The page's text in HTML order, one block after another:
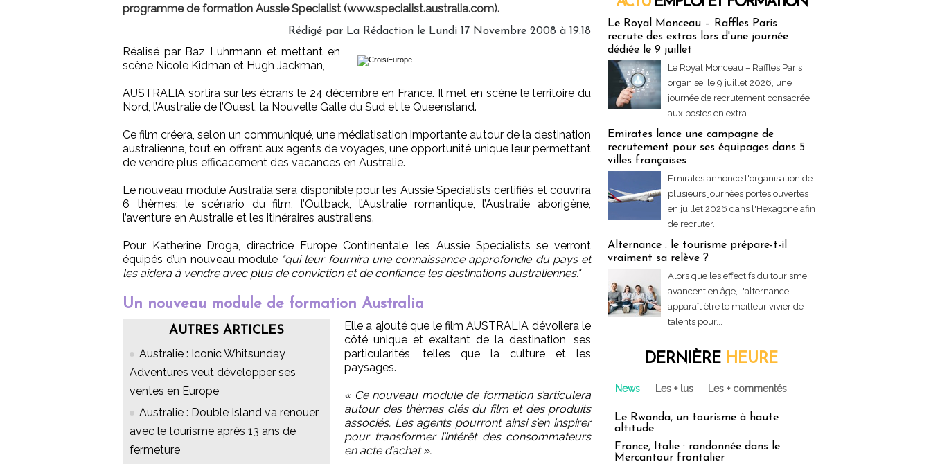
programme de formation Aussie Specialist (www.specialist.australia.com).
Rédigé par La Rédaction le Lundi 17 Novembre 2008 à 19:18
Réalisé par Baz Luhrmann et mettant en
scène Nicole Kidman et Hugh Jackman,
AUSTRALIA sortira sur les écrans le 24 décembre en France. Il met en scène le territoire du
Nord, l’Australie de l’Ouest, la Nouvelle Galle du Sud et le Queensland.
Ce film créera, selon un communiqué, une médiatisation importante autour de la destination
australienne, tout en offrant aux agents de voyages, une opportunité unique leur permettant
de vendre plus efficacement des vacances en Australie.
Le nouveau module Australia sera disponible pour les Aussie Specialists certifiés et couvrira
6 thèmes: le scénario du film, l’Outback, l’Australie romantique, l’Australie aborigène,
l’aventure en Australie et les itinéraires australiens.
Pour Katherine Droga, directrice Europe Continentale, les Aussie Specialists se verront
équipés d’un nouveau module "qui leur fournira une connaissance approfondie du pays et
les aidera à vendre avec plus de conviction et de confiance les destinations australiennes."
Un nouveau module de formation Australia
AUTRES ARTICLES
Australie : Iconic Whitsunday
Adventures veut développer ses
ventes en Europe
Australie : Double Island va renouer
avec le tourisme après 13 ans de
fermeture
Elle a ajouté que le film AUSTRALIA dévoilera le
côté unique et exaltant de la destination, ses
particularités, telles que la culture et les
paysages.
« Ce nouveau module de formation s’articulera
autour des thèmes clés du film et des produits
associés. Les agents pourront ainsi s’en inspirer
pour transformer l’intérêt des consommateurs
en acte d’achat ».
Le Royal Monceau – Raffles Paris
recrute des extras lors d'une journée
dédiée le 9 juillet
Le Royal Monceau – Raffles Paris
organise, le 9 juillet 2026, une
journée de recrutement consacrée
aux postes en extra....
Emirates lance une campagne de
recrutement pour ses équipages dans 5
villes françaises
Emirates annonce l'organisation de
plusieurs journées portes ouvertes
en juillet 2026 dans l'Hexagone afin
de recruter...
Alternance : le tourisme prépare-t-il
vraiment sa relève ?
Alors que les effectifs du tourisme
avancent en âge, l'alternance
apparaît être le meilleur vivier de
talents pour...
DERNIÈRE HEURE
News Les + lus Les + commentés
Le Rwanda, un tourisme à haute
altitude
France, Italie : randonnée dans le
Mercantour frontalier